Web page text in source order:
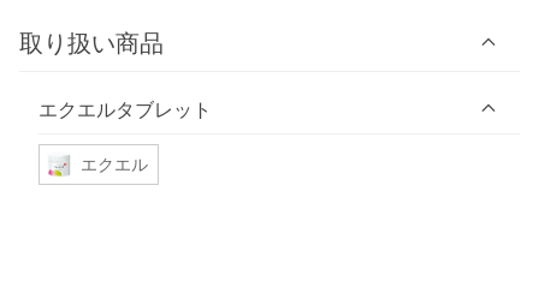
取り扱い商品
エクエルタブレット
エクエル